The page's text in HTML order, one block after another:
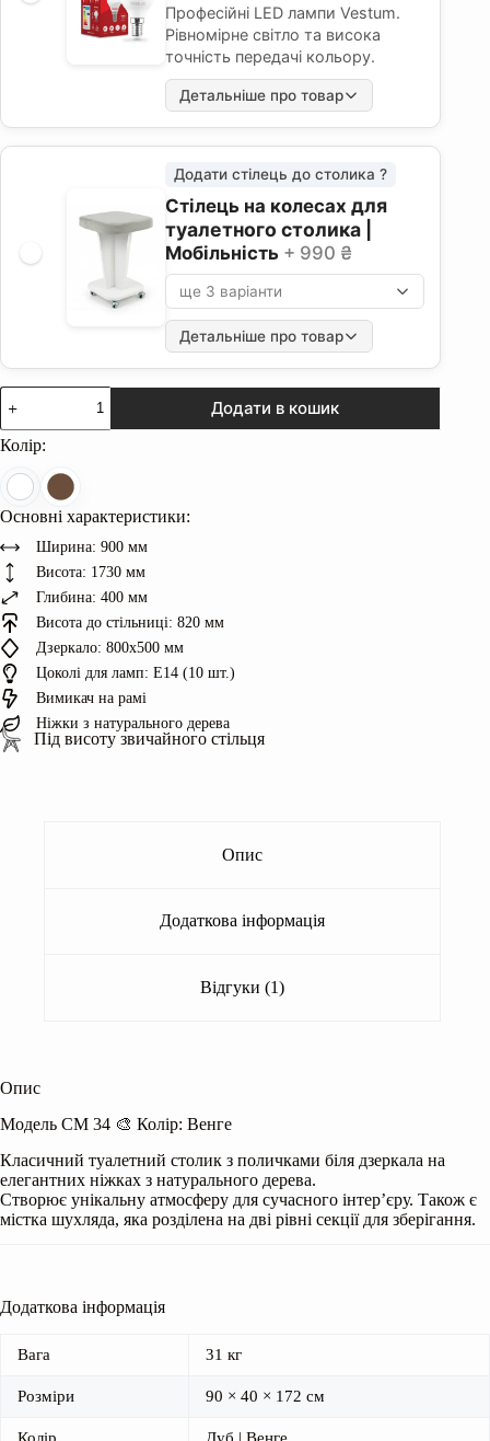
Професійні LED лампи Vestum.
Рівномірне світло та висока
точність передачі кольору.
Детальніше про товар
Додати стілець до столика ?
Стілець на колесах для
туалетного столика
Мобільність + 990 ₴
ще 3 варіанти
Детальніше про товар
Туалетний
столик
з
дзеркалом.
СМ
34В
кількість
Додати в кошик
Колір:
Основні характеристики:
Ширина: 900 мм
Висота: 1730 мм
Глибина: 400 мм
Висота до стільниці: 820 мм
Дзеркало: 800х500 мм
Цоколі для ламп: Е14 (10 шт.)
Вимикач на рамі
Ніжки з натурального дерева
Під висоту звичайного стільця
Опис
Додаткова інформація
Відгуки (1)
Опис
Модель СМ 34 🎨 Колір: Венге
Класичний туалетний столик з поличками біля дзеркала на
елегантних ніжках з натурального дерева.
Створює унікальну атмосферу для сучасного інтер’єру. Також є
містка шухляда, яка розділена на дві рівні секції для зберігання.
Додаткова інформація
Вага 31 кг
Розміри 90 × 40 × 172 см
Колір Дуб | Венге